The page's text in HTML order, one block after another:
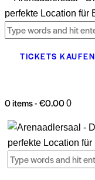
TICKETS KAUFEN
0 items-€0.000